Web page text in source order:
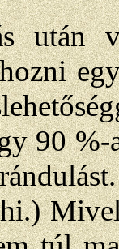
után
90 %-